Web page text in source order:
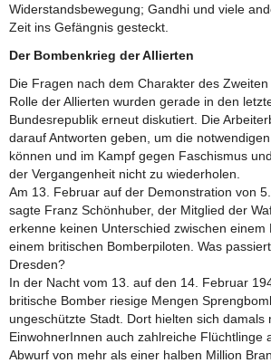
Widerstandsbewegung; Gandhi und viele
Zeit ins Gefängnis gesteckt.
Der Bombenkrieg der Allierten
Die Fragen nach dem Charakter des
Rolle der Allierten wurden gerade in den
Bundesrepublik erneut diskutiert. Die
darauf Antworten geben, um die
können und im Kampf gegen Faschismus
der Vergangenheit nicht zu wiederholen.
Am 13. Februar auf der Demonstration von
sagte Franz Schönhuber, der Mitglied der
erkenne keinen Unterschied zwischen einem
einem britischen Bomberpiloten. Was
Dresden?
In der Nacht vom 13. auf den 14. Februar
britische Bomber riesige Mengen
ungeschützte Stadt. Dort hielten sich damals
EinwohnerInnen auch zahlreiche Flüchtlinge
Abwurf von mehr als einer halben Million